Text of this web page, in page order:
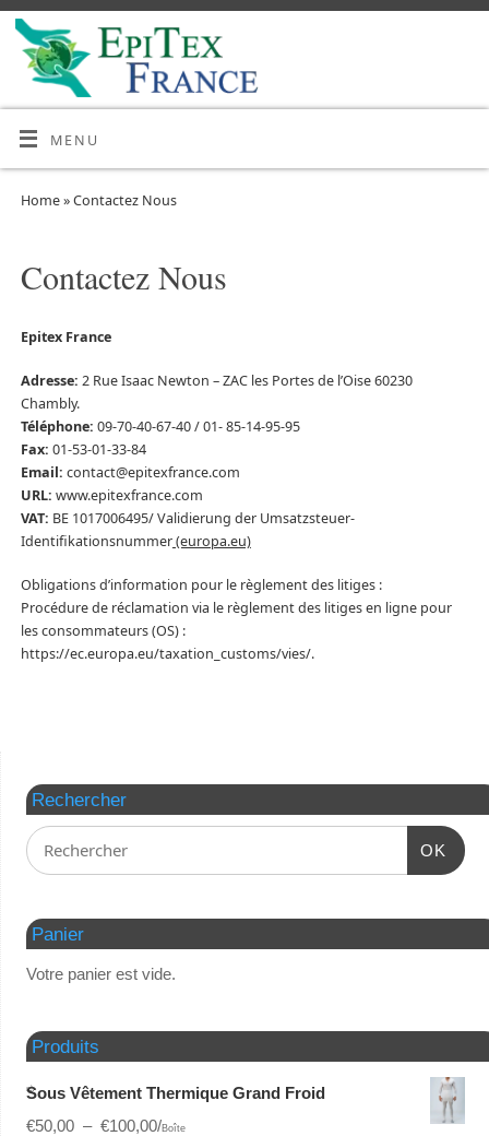
MENU
Home»Contactez Nous
Contactez Nous
Epitex France
Adresse: 2 Rue Isaac Newton – ZAC les Portes de l’Oise 60230
Chambly.
Téléphone: 09-70-40-67-40 / 01- 85-14-95-95
Fax: 01-53-01-33-84
Email: contact@epitexfrance.com
URL: www.epitexfrance.com
VAT: BE 1017006495/Validierung der Umsatzsteuer-
Identifikationsnummer(europa.eu)
Obligations d’information pour le règlement des litiges :
Procédure de réclamation via le règlement des litiges en ligne pour
les consommateurs (OS) :
https://ec.europa.eu/taxation_customs/vies/.
Rechercher
OK
Panier
Votre panier est vide.
Produits
Sous Vêtement Thermique Grand Froid
€50,00 – €100,00/Boîte